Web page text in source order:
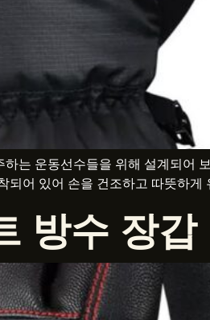
는 운동선수들을 위해 설계되어
어 있어 손을 건조하고 따뜻하게
방수 장갑